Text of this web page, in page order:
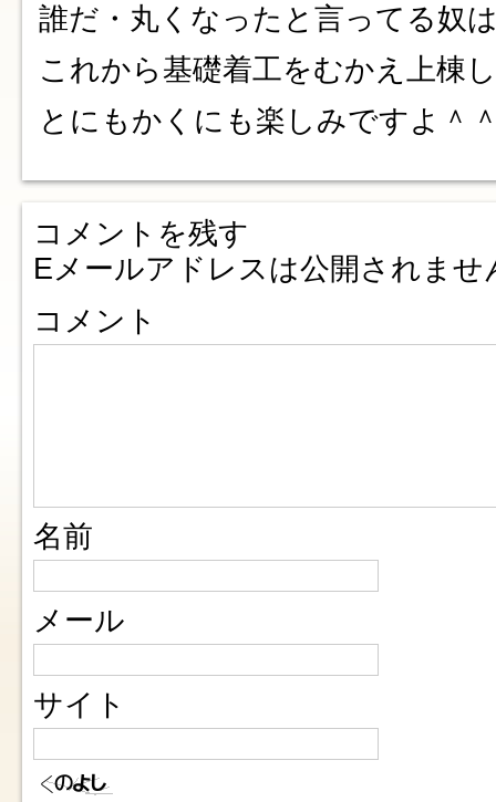
誰だ・丸くなったと言ってる奴
これから基礎着工をむかえ上棟
とにもかくにも楽しみですよ＾
コメントを残す
Eメールアドレスは公開されませ
コメント
名前
メール
サイト